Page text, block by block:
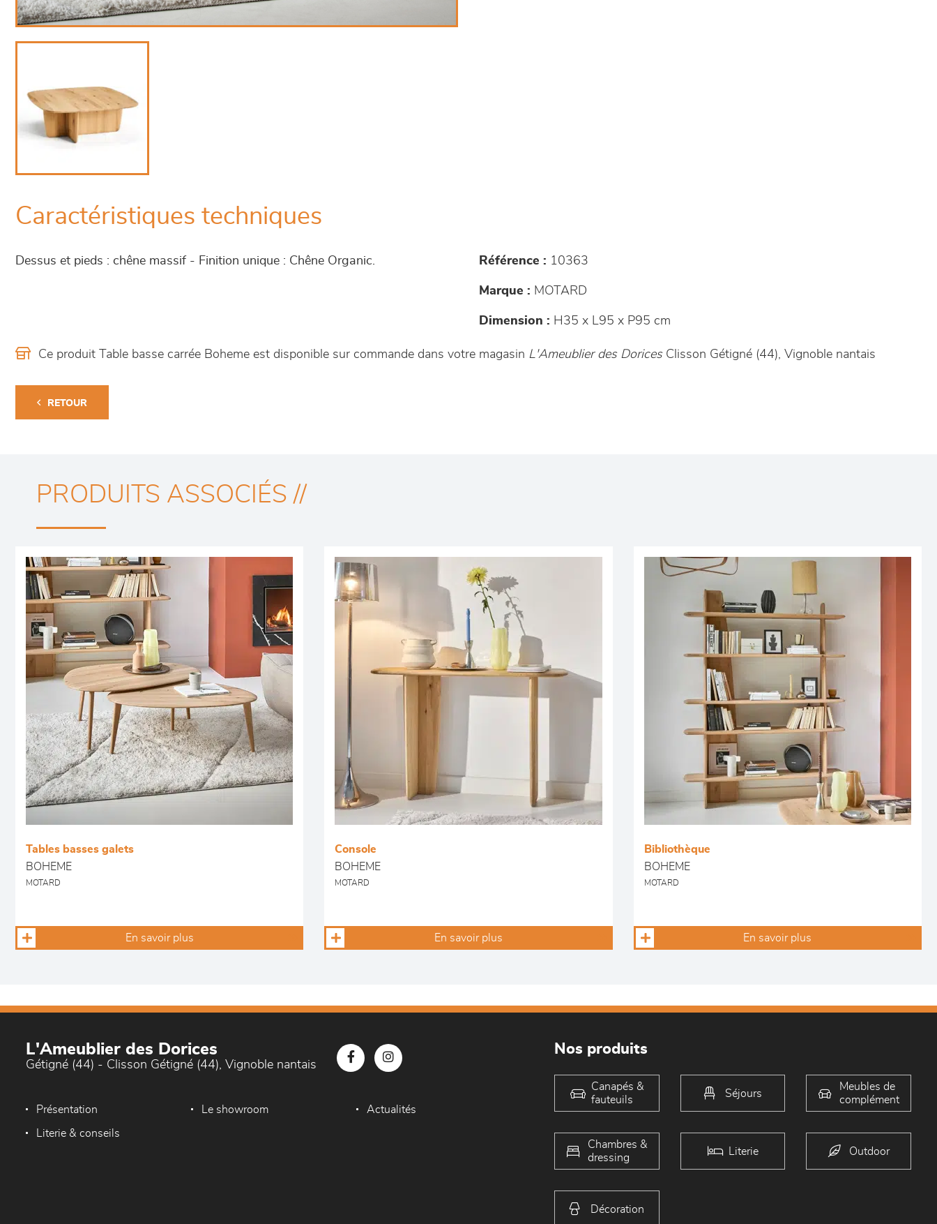
Caractéristiques techniques
Dessus et pieds : chêne massif - Finition unique : Chêne Organic. Référence : 10363
Marque : MOTARD
Dimension : H35 x L95 x P95 cm
Ce produit Table basse carrée Boheme est disponible sur commande dans votre magasin L'Ameublier des DoricesClisson Gétigné (44), Vignoble nantais
RETOUR
PRODUITS ASSOCIÉS //
Tables basses galets
BOHEME
MOTARD
En savoir plus
Console
BOHEME
MOTARD
En savoir plus
Bibliothèque
BOHEME
MOTARD
En savoir plus
L'Ameublier des Dorices
Gétigné (44) - Clisson Gétigné (44), Vignoble nantais
Présentation Le showroom Actualités
Literie & conseils
Nos produits
Canapés &
fauteuils
Séjours
Meubles de
complément
Chambres &
dressing
Literie Outdoor
Décoration